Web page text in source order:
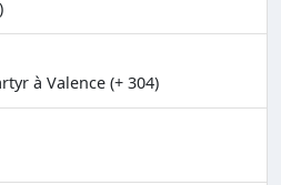
à Valence (+ 304)